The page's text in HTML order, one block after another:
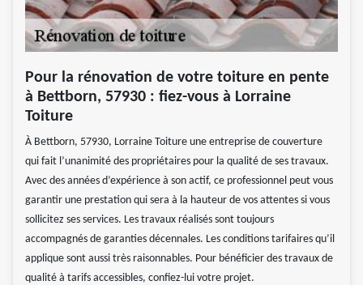
Pour la rénovation de votre toiture en pente
à Bettborn, 57930 : fiez-vous à Lorraine
Toiture
À Bettborn, 57930, Lorraine Toiture une entreprise de couverture
qui fait l’unanimité des propriétaires pour la qualité de ses travaux.
Avec des années d’expérience à son actif, ce professionnel peut vous
garantir une prestation qui sera à la hauteur de vos attentes si vous
sollicitez ses services. Les travaux réalisés sont toujours
accompagnés de garanties décennales. Les conditions tarifaires qu’il
applique sont aussi très raisonnables. Pour bénéficier des travaux de
qualité à tarifs accessibles, confiez-lui votre projet.